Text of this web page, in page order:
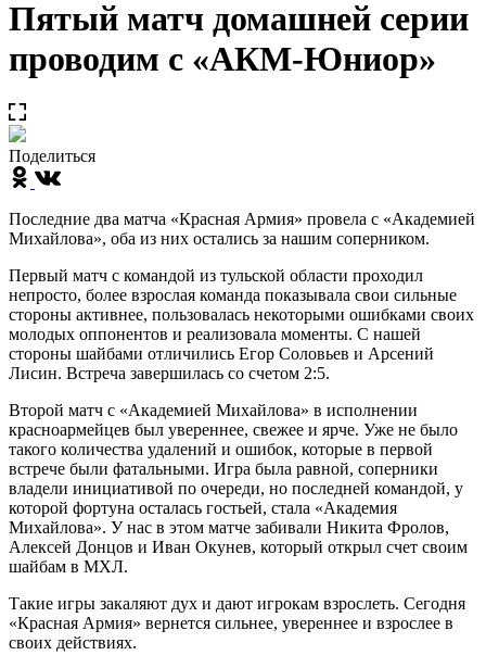
Пятый матч домашней серии
проводим с «АКМ-Юниор»
Поделиться
Последние два матча «Красная Армия» провела с «Академией
Михайлова», оба из них остались за нашим соперником.
Первый матч с командой из тульской области проходил
непросто, более взрослая команда показывала свои сильные
стороны активнее, пользовалась некоторыми ошибками своих
молодых оппонентов и реализовала моменты. С нашей
стороны шайбами отличились Егор Соловьев и Арсений
Лисин. Встреча завершилась со счетом 2:5.
Второй матч с «Академией Михайлова» в исполнении
красноармейцев был увереннее, свежее и ярче. Уже не было
такого количества удалений и ошибок, которые в первой
встрече были фатальными. Игра была равной, соперники
владели инициативой по очереди, но последней командой, у
которой фортуна осталась гостьей, стала «Академия
Михайлова». У нас в этом матче забивали Никита Фролов,
Алексей Донцов и Иван Окунев, который открыл счет своим
шайбам в МХЛ.
Такие игры закаляют дух и дают игрокам взрослеть. Сегодня
«Красная Армия» вернется сильнее, увереннее и взрослее в
своих действиях.